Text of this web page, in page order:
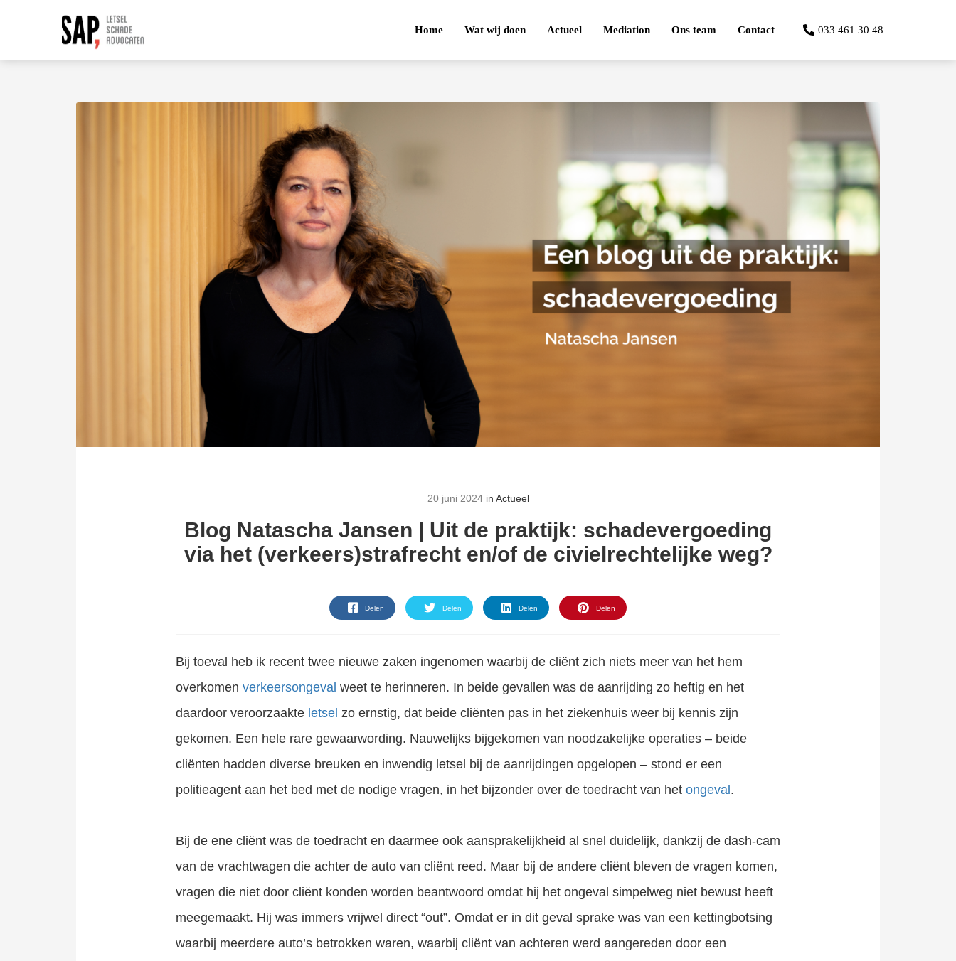
Home Wat wij doen Actueel Mediation Ons team Contact 033 461 30 48
20 juni 2024 in Actueel
Blog Natascha Jansen | Uit de praktijk: schadevergoeding
via het (verkeers)strafrecht en/of de civielrechtelijke weg?
Delen Delen Delen Delen
Bij toeval heb ik recent twee nieuwe zaken ingenomen waarbij de cliënt zich niets meer van het hem
overkomen verkeersongeval weet te herinneren. In beide gevallen was de aanrijding zo heftig en het
daardoor veroorzaakte letsel zo ernstig, dat beide cliënten pas in het ziekenhuis weer bij kennis zijn
gekomen. Een hele rare gewaarwording. Nauwelijks bijgekomen van noodzakelijke operaties – beide
cliënten hadden diverse breuken en inwendig letsel bij de aanrijdingen opgelopen – stond er een
politieagent aan het bed met de nodige vragen, in het bijzonder over de toedracht van het ongeval .
Bij de ene cliënt was de toedracht en daarmee ook aansprakelijkheid al snel duidelijk, dankzij de dash-cam
van de vrachtwagen die achter de auto van cliënt reed. Maar bij de andere cliënt bleven de vragen komen,
vragen die niet door cliënt konden worden beantwoord omdat hij het ongeval simpelweg niet bewust heeft
meegemaakt. Hij was immers vrijwel direct “out”. Omdat er in dit geval sprake was van een kettingbotsing
waarbij meerdere auto’s betrokken waren, waarbij cliënt van achteren werd aangereden door een